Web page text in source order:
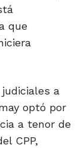
que
a
optó por
a tenor de
CPP,